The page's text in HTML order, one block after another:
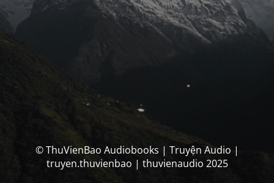
© ThuVienBao Audiobooks | Truyện Audio |
truyen.thuvienbao | thuvienaudio 2025